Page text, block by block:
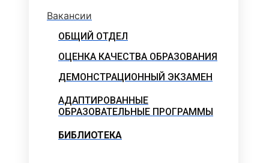
Вакансии
ОБЩИЙ ОТДЕЛ
ОЦЕНКА КАЧЕСТВА ОБРАЗОВАНИЯ
ДЕМОНСТРАЦИОННЫЙ ЭКЗАМЕН
АДАПТИРОВАННЫЕ
ОБРАЗОВАТЕЛЬНЫЕ ПРОГРАММЫ
БИБЛИОТЕКА